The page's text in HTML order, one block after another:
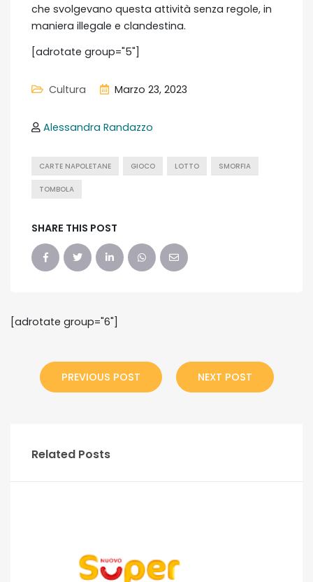
che svolgevano questa attività senza regole, in
maniera illegale e clandestina.
[adrotate group="5"]
Cultura Marzo 23, 2023
Alessandra Randazzo
CARTE NAPOLETANE GIOCO LOTTO SMORFIA
TOMBOLA
SHARE THIS POST
[adrotate group="6"]
PREVIOUS POST NEXT POST
Related Posts